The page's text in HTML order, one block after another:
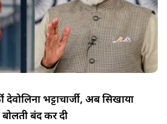
भट्टाचार्जी, अब सिखाया
बंद कर दी